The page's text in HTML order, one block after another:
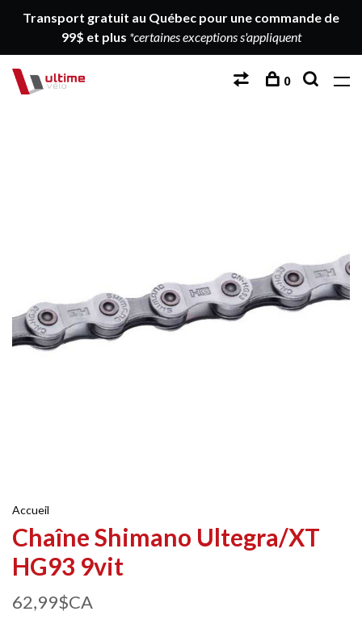
Transport gratuit au Québec pour une commande de
99$ et plus *certaines exceptions s'appliquent
0
Accueil
Chaîne Shimano Ultegra/XT
HG93 9vit
62,99$CA